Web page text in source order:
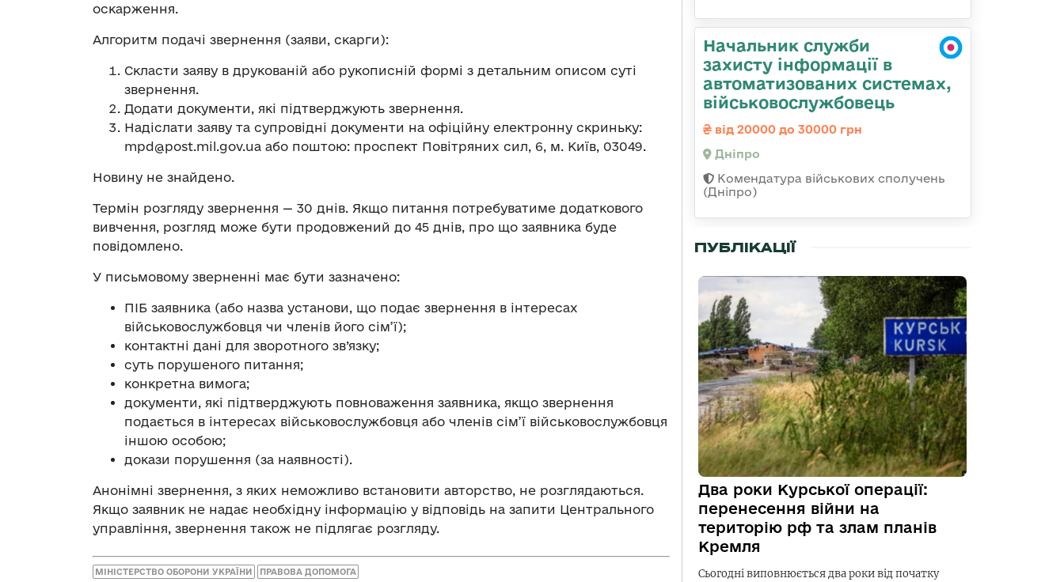
оскарження.
Алгоритм подачі звернення (заяви, скарги):
Скласти заяву в друкованій або рукописній формі з детальним описом суті
звернення.
Додати документи, які підтверджують звернення.
Надіслати заяву та супровідні документи на офіційну електронну скриньку:
mpd@post.mil.gov.ua або поштою: проспект Повітряних сил, 6, м. Київ, 03049.
Новину не знайдено.
Термін розгляду звернення — 30 днів. Якщо питання потребуватиме додаткового
вивчення, розгляд може бути продовжений до 45 днів, про що заявника буде
повідомлено.
У письмовому зверненні має бути зазначено:
ПІБ заявника (або назва установи, що подає звернення в інтересах
військовослужбовця чи членів його сім’ї);
контактні дані для зворотного зв’язку;
суть порушеного питання;
конкретна вимога;
документи, які підтверджують повноваження заявника, якщо звернення
подається в інтересах військовослужбовця або членів сім’ї військовослужбовця
іншою особою;
докази порушення (за наявності).
Анонімні звернення, з яких неможливо встановити авторство, не розглядаються.
Якщо заявник не надає необхідну інформацію у відповідь на запити Центрального
управління, звернення також не підлягає розгляду.
МІНІСТЕРСТВО ОБОРОНИ УКРАЇНИ ПРАВОВА ДОПОМОГА
Начальник служби
захисту інформації в
автоматизованих системах,
військовослужбовець
від 20000 до 30000 грн
Дніпро
Комендатура військових сполучень
(Дніпро)
ПУБЛІКАЦІЇ
Два роки Курської операції:
перенесення війни на
територію рф та злам планів
Кремля
Сьогодні виповнюється два роки від початку